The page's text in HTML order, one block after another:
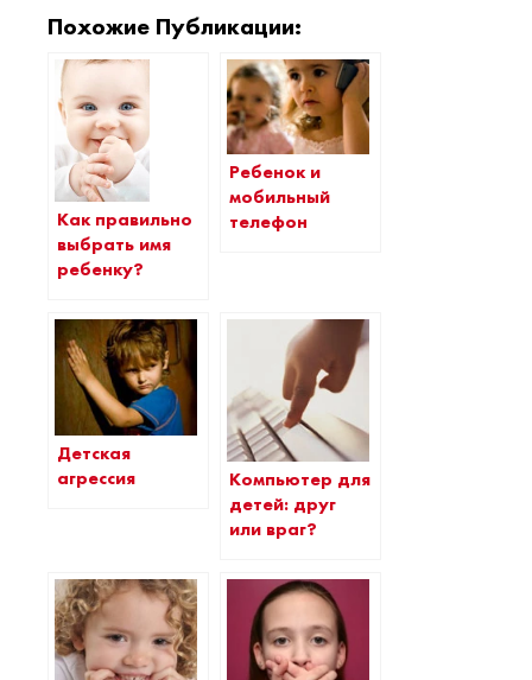
Похожие Публикации:
Как правильно
выбрать имя
ребенку?
Ребенок и
мобильный
телефон
Детская
агрессия
Компьютер для
детей: друг
или враг?